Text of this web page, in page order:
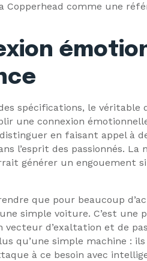
Copperhead comme une
spécifications, le véritable
une connexion
en faisant appel à
l’esprit des passionnés. La
générer un engouement
que pour beaucoup
simple voiture. C’est
d’exaltation et de
qu’une simple machine :
à ce besoin avec